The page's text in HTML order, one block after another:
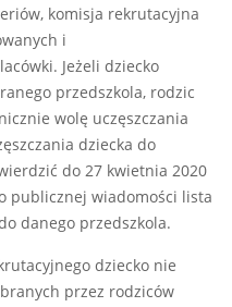
komisja rekrutacyjna
i
Jeżeli dziecko
przedszkola, rodzic
wolę uczęszczania
dziecka do
do 27 kwietnia 2020
publicznej wiadomości lista
danego przedszkola.
dziecko nie
przez rodziców